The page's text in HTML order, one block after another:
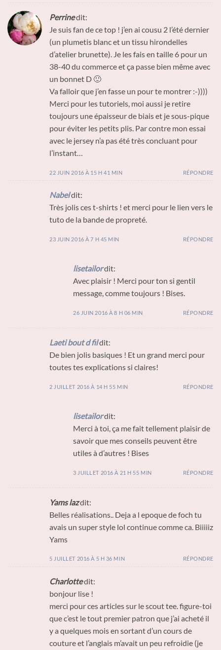
Perrinedit:
Je suis fan de ce top ! j’en ai cousu 2 l’été dernier
(un plumetis blanc et un tissu hirondelles
d’atelier brunette). Je les fais en taille 6 pour un
38-40 du commerce et ça passe bien même avec
un bonnet D 🙂
Va falloir que j’en fasse un pour te montrer :-))))
Merci pour les tutoriels, moi aussi je retire
toujours une épaisseur de biais et je sous-pique
pour éviter les petits plis. Par contre mon essai
avec le jersey n’a pas été très concluant pour
l’instant…
22 JUIN 2016 À 15 H 41 MIN RÉPONDRE
Nabeldit:
Très jolis ces t-shirts ! et merci pour le lien vers le
tuto de la bande de propreté.
23 JUIN 2016 À 7 H 45 MIN RÉPONDRE
lisetailordit:
Avec plaisir ! Merci pour ton si gentil
message, comme toujours ! Bises.
26 JUIN 2016 À 8 H 06 MIN RÉPONDRE
Laeti bout d fildit:
De bien jolis basiques ! Et un grand merci pour
toutes tes explications si claires!
2 JUILLET 2016 À 14 H 55 MIN RÉPONDRE
lisetailordit:
Merci à toi, ça me fait tellement plaisir de
savoir que mes conseils peuvent être
utiles à d’autres ! Bises
3 JUILLET 2016 À 21 H 55 MIN RÉPONDRE
Yams lazdit:
Belles réalisations.. Deja a l epoque de foch tu
avais un super style lol continue comme ca. Biiiiiz
Yams
5 JUILLET 2016 À 5 H 36 MIN RÉPONDRE
Charlottedit:
bonjour lise !
merci pour ces articles sur le scout tee. figure-toi
que c’est le tout premier patron que j’ai acheté il
y a quelques mois en sortant d’un cours de
couture et l’anglais m’avait un peu refroidie (je